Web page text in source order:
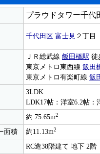
プラウドタワー千代
千代田区 富士見２丁目
ＪＲ総武線 飯田橋駅 徒
東京メトロ東西線 飯田
東京メトロ有楽町線 飯
3LDK
LDK17帖：洋室6.2帖：
約 75.65m2
面積
約11.13m2
RC造38階建て 地下 2階